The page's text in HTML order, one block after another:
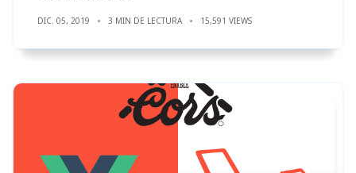
DIC. 05, 2019 3 MIN DE LECTURA 15,591 VIEWS